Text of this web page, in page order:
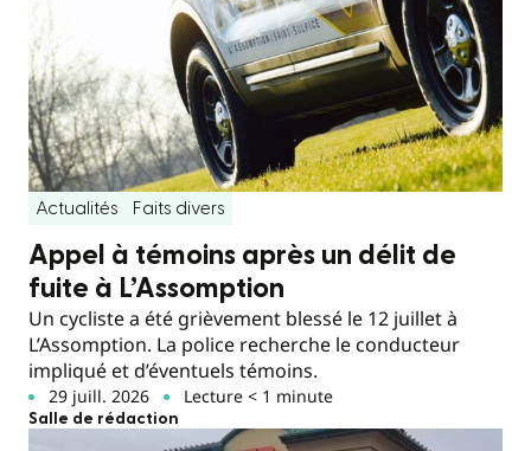
Actualités Faits divers
Appel à témoins après un délit de
fuite à L’Assomption
Un cycliste a été grièvement blessé le 12 juillet à
L’Assomption. La police recherche le conducteur
impliqué et d’éventuels témoins.
29 juill. 2026 Lecture < 1 minute
Salle de rédaction